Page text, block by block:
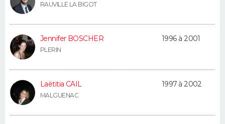
RAUVILLE LA BIGOT
Jennifer BOSCHER
PLERIN
1996 à 2001
Laëtitia CAIL
MALGUENAC
1997 à 2002